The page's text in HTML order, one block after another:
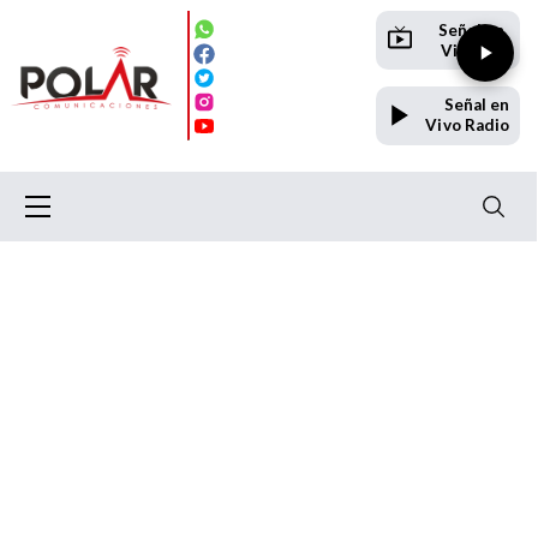
Señal en
Vivo TV
Señal en
Vivo Radio